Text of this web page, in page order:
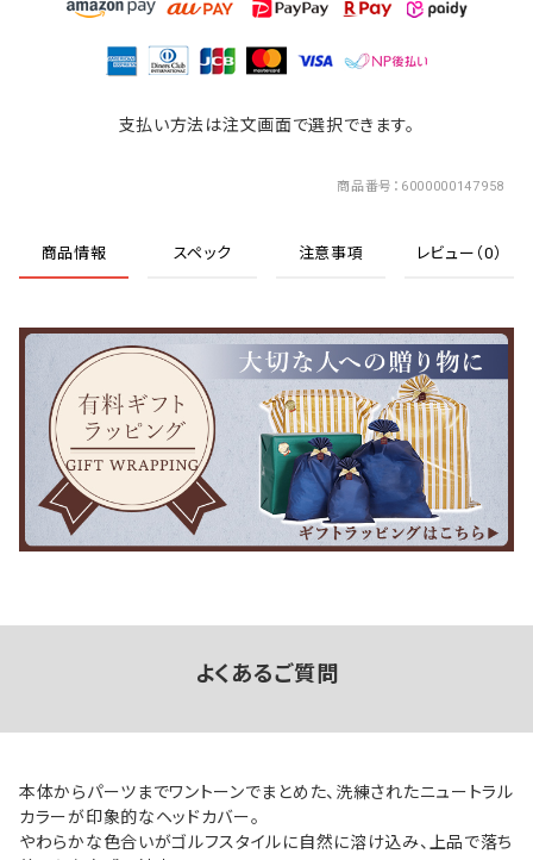
支払い方法は注文画面で選択できます。
商品番号 6000000147958
商品情報 スペック 注意事項 レビュー（0）
よくあるご質問
本体からパーツまでワントーンでまとめた、洗練されたニュートラル
カラーが印象的なヘッドカバー。
やわらかな色合いがゴルフスタイルに自然に溶け込み、上品で落ち